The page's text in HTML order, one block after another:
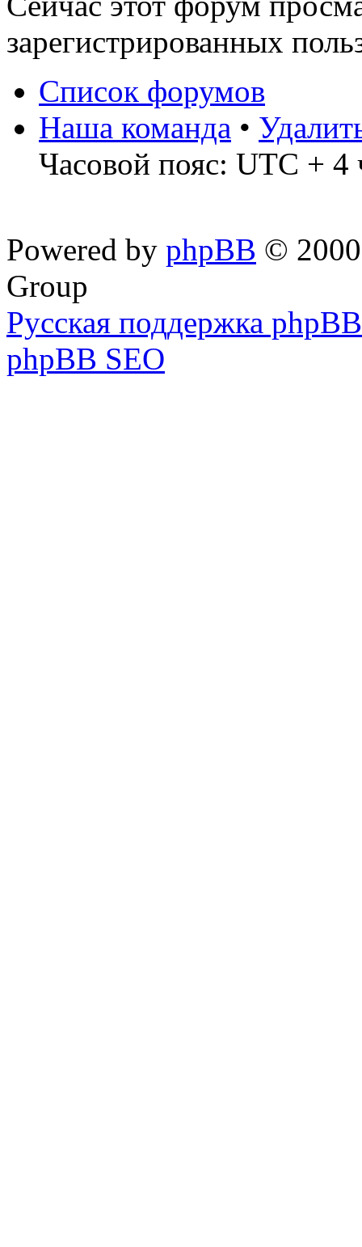
зарегистрированных
Список форумов
Наша команда •
Часовой пояс: UTC + 4
Powered by phpBB ©
Group
Русская поддержка phpBB
phpBB SEO